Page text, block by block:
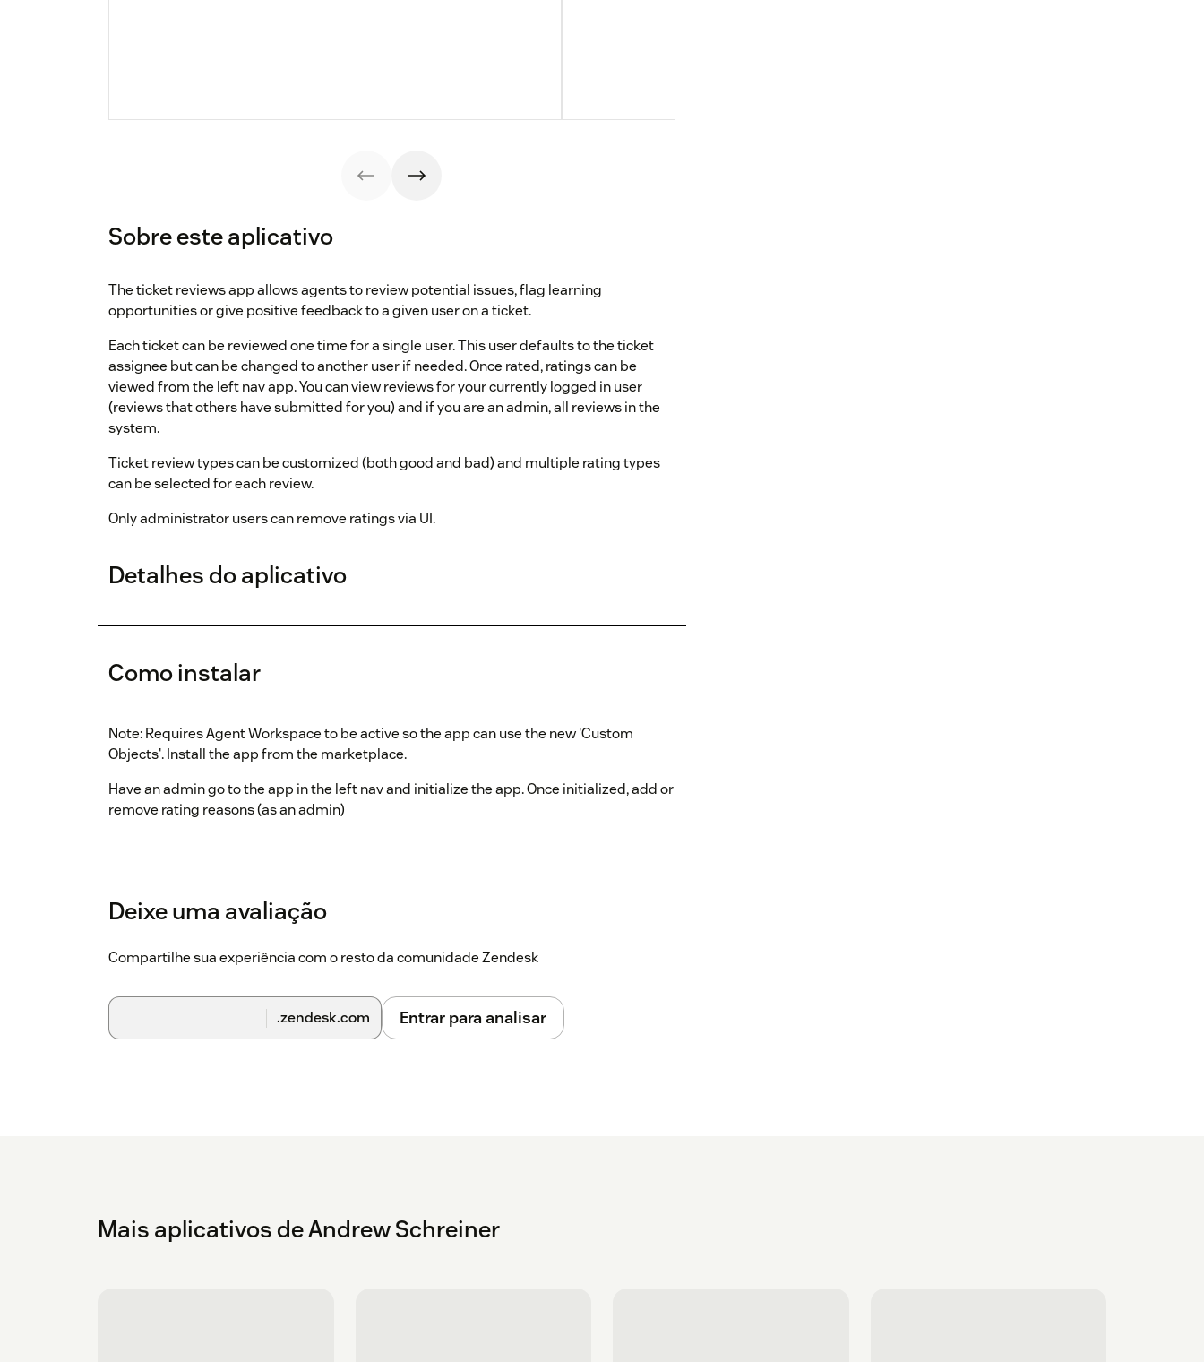
Sobre este aplicativo
The ticket reviews app allows agents to review potential issues, flag learning
opportunities or give positive feedback to a given user on a ticket.
Each ticket can be reviewed one time for a single user. This user defaults to the ticket
assignee but can be changed to another user if needed. Once rated, ratings can be
viewed from the left nav app. You can view reviews for your currently logged in user
(reviews that others have submitted for you) and if you are an admin, all reviews in the
system.
Ticket review types can be customized (both good and bad) and multiple rating types
can be selected for each review.
Only administrator users can remove ratings via UI.
Detalhes do aplicativo
Como instalar
Note: Requires Agent Workspace to be active so the app can use the new 'Custom
Objects'. Install the app from the marketplace.
Have an admin go to the app in the left nav and initialize the app. Once initialized, add or
remove rating reasons (as an admin)
Deixe uma avaliação
Compartilhe sua experiência com o resto da comunidade Zendesk
.zendesk.com Entrar para analisar
Mais aplicativos de Andrew Schreiner